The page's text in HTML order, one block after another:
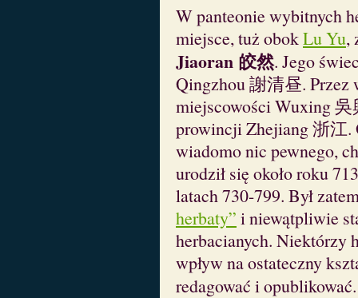
W panteonie wybitnych
miejsce, tuż obokLu Yu,
Jiaoran 皎然. Jego
Qingzhou 謝清昼. Przez
miejscowości Wuxing
prowincji Zhejiang 浙江.
wiadomo nic pewnego,
urodził się około roku
latach 730-799. Był
herbaty” i niewątpliwie
herbacianych. Niektórzy
wpływ na ostateczny
redagować i